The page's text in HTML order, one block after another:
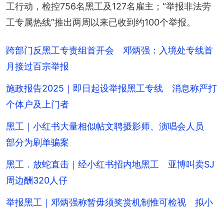
工行动，检控756名黑工及127名雇主；“举报非法劳
工专属热线”推出两周以来已收到约100个举报。
跨部门反黑工专责组首开会 邓炳强：入境处专线首
月接过百宗举报
施政报告2025｜即日起设举报黑工专线 消息称严打
个体户及上门者
黑工｜小红书大量相似帖文聘摄影师、演唱会人员
部分为刷单骗案
黑工．放蛇直击｜经小红书招内地黑工 亚博叫卖SJ
周边酬320人仔
举报黑工｜邓炳强称暂毋须奖赏机制惟可检视 拟小